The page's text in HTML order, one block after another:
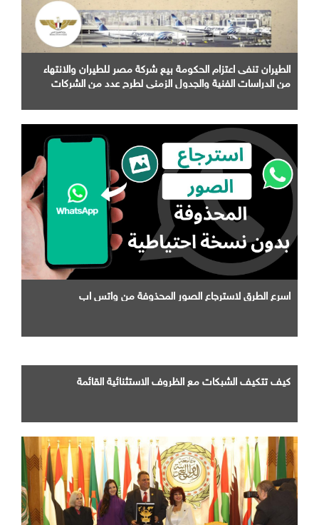
الطيران تنفى اعتزام الحكومة بيع شركة مصر للطيران والانتهاء
من الدراسات الفنية والجدول الزمني لطرح عدد من الشركات
اسرع الطرق لاسترجاع الصور المحذوفة من واتس اب
كيف تتكيف الشبكات مع الظروف الاستثنائية القائمة